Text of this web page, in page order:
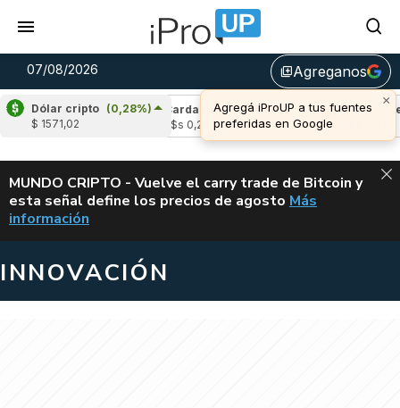
07/08/2026 library_addAgreganos
×
Agregá iProUP a tus fuentes
preferidas en Google
Dólar cripto (0,28%)
$ 1571,02
(-1,17%)
Cardano (4,67%)
u$s 0,20
Avalanche
u$s 6,42
ALERTA
MUNDO CRIPTO - Vuelve el carry trade de Bitcoin y
esta señal define los precios de agosto VUELVE EL
Más
información
INNOVACIÓN